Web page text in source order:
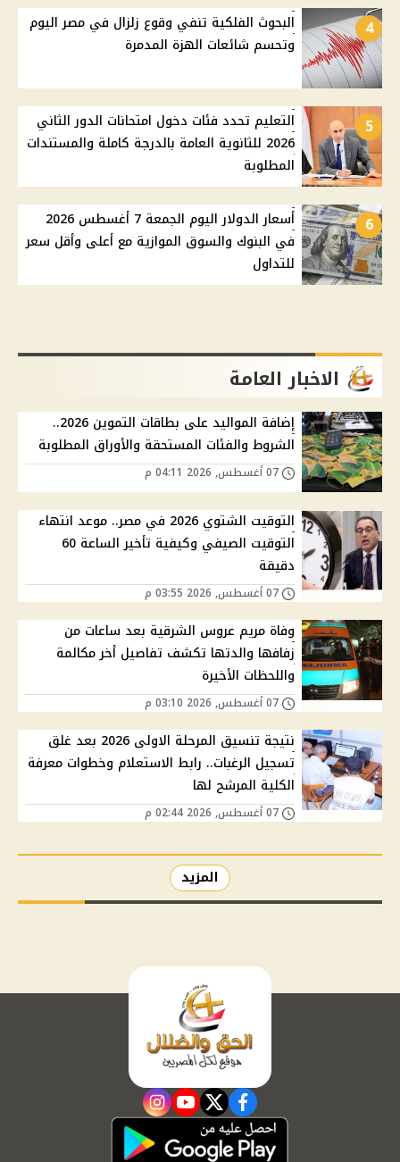
4
البحوث الفلكية تنفي وقوع زلزال في مصر اليوم
وتحسم شائعات الهزة المدمرة
5
التعليم تحدد فئات دخول امتحانات الدور الثاني
2026 للثانوية العامة بالدرجة كاملة والمستندات
المطلوبة
6
أسعار الدولار اليوم الجمعة 7 أغسطس 2026
في البنوك والسوق الموازية مع أعلى وأقل سعر
للتداول
الاخبار العامة
إضافة المواليد على بطاقات التموين 2026..
الشروط والفئات المستحقة والأوراق المطلوبة
التوقيت الشتوي 2026 في مصر.. موعد انتهاء
التوقيت الصيفي وكيفية تأخير الساعة 60
دقيقة
وفاة مريم عروس الشرقية بعد ساعات من
زفافها والدتها تكشف تفاصيل أخر مكالمة
واللحظات الأخيرة
نتيجة تنسيق المرحلة الاولى 2026 بعد غلق
تسجيل الرغبات.. رابط الاستعلام وخطوات معرفة
الكلية المرشح لها
المزيد
facebook
twitter
youtube
instagram